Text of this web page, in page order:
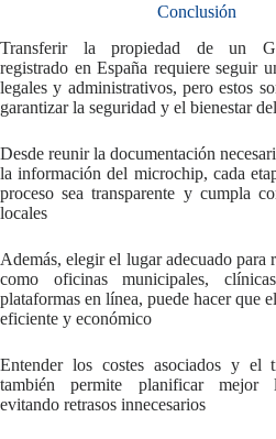
Conclusión
Transferir la propiedad de un
registrado en España requiere seguir
legales y administrativos, pero estos
garantizar la seguridad y el bienestar
Desde reunir la documentación
la información del microchip, cada
proceso sea transparente y cumpla
locales
Además, elegir el lugar adecuado para
como oficinas municipales,
plataformas en línea, puede hacer que
eficiente y económico
Entender los costes asociados y el
también permite planificar mejor
evitando retrasos innecesarios